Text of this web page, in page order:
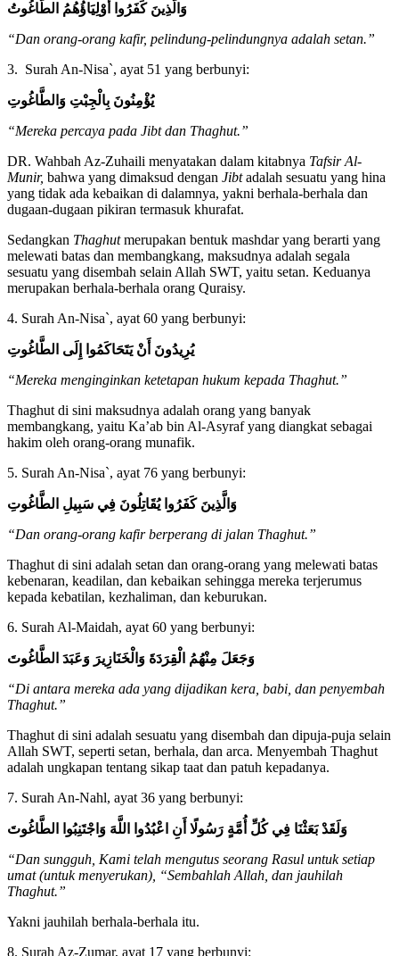
وَالَّذِينَ كَفَرُوا أَوْلِيَاؤُهُمُ الطَّاغُوتُ
“Dan orang-orang kafir, pelindung-pelindungnya adalah setan.”
3. Surah An-Nisa`, ayat 51 yang berbunyi:
يُؤْمِنُونَ بِالْجِبْتِ وَالطَّاغُوتِ
“Mereka percaya pada Jibt dan Thaghut.”
DR. Wahbah Az-Zuhaili menyatakan dalam kitabnya Tafsir Al-
Munir, bahwa yang dimaksud dengan Jibtadalah sesuatu yang hina
yang tidak ada kebaikan di dalamnya, yakni berhala-berhala dan
dugaan-dugaan pikiran termasuk khurafat.
Sedangkan Thaghutmerupakan bentuk mashdar yang berarti yang
melewati batas dan membangkang, maksudnya adalah segala
sesuatu yang disembah selain Allah SWT, yaitu setan. Keduanya
merupakan berhala-berhala orang Quraisy.
4. Surah An-Nisa`, ayat 60 yang berbunyi:
يُرِيدُونَ أَنْ يَتَحَاكَمُوا إِلَى الطَّاغُوتِ
“Mereka menginginkan ketetapan hukum kepada Thaghut.”
Thaghut di sini maksudnya adalah orang yang banyak
membangkang, yaitu Ka’ab bin Al-Asyraf yang diangkat sebagai
hakim oleh orang-orang munafik.
5. Surah An-Nisa`, ayat 76 yang berbunyi:
وَالَّذِينَ كَفَرُوا يُقَاتِلُونَ فِي سَبِيلِ الطَّاغُوتِ
“Dan orang-orang kafir berperang di jalan Thaghut.”
Thaghut di sini adalah setan dan orang-orang yang melewati batas
kebenaran, keadilan, dan kebaikan sehingga mereka terjerumus
kepada kebatilan, kezhaliman, dan keburukan.
6. Surah Al-Maidah, ayat 60 yang berbunyi:
وَجَعَلَ مِنْهُمُ الْقِرَدَةَ وَالْخَنَازِيرَ وَعَبَدَ الطَّاغُوتَ
“Di antara mereka ada yang dijadikan kera, babi, dan penyembah
Thaghut.”
Thaghut di sini adalah sesuatu yang disembah dan dipuja-puja selain
Allah SWT, seperti setan, berhala, dan arca. Menyembah Thaghut
adalah ungkapan tentang sikap taat dan patuh kepadanya.
7. Surah An-Nahl, ayat 36 yang berbunyi:
وَلَقَدْ بَعَثْنَا فِي كُلِّ أُمَّةٍ رَسُولًا أَنِ اعْبُدُوا اللَّهَ وَاجْتَنِبُوا الطَّاغُوتَ
“Dan sungguh, Kami telah mengutus seorang Rasul untuk setiap
umat (untuk menyerukan), “Sembahlah Allah, dan jauhilah
Thaghut.”
Yakni jauhilah berhala-berhala itu.
8. Surah Az-Zumar, ayat 17 yang berbunyi: